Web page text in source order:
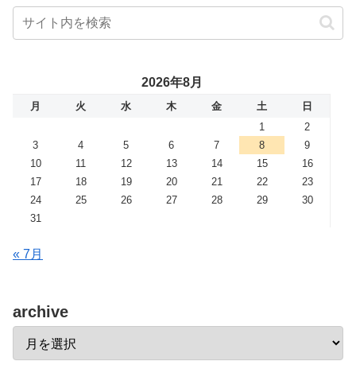
2026年8月
月 火 水 木 金 土
日
1
2
3
4 5 6 7 8
9
10
11 12 13 14 15
16
17
18 19 20 21 22
23
24
25 26 27 28 29
30
31
« 7月
archive